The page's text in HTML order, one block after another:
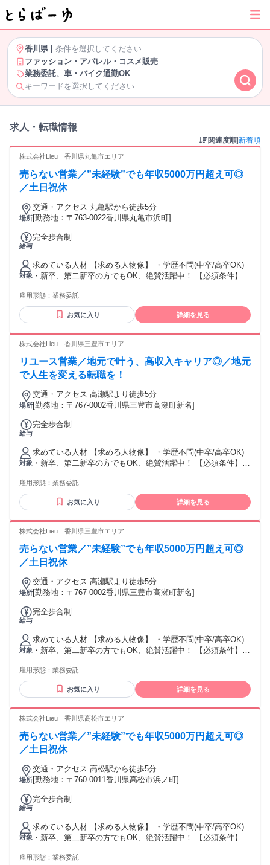
香川県| 条件を選択してください
ファッション・アパレル・コスメ販売
業務委託、車・バイク通勤OK
キーワードを選択してください
求人・転職情報
関連度順 新着順
株式会社Lieu 香川県丸亀市エリア
売らない営業／”未経験”でも年収5000万円超え可◎
／土日祝休
場所
交通・アクセス 丸亀駅から徒歩5分
[勤務地：〒763-0022香川県丸亀市浜町]
給与
完全歩合制
対象
求めている人材 【求める人物像】 ・学歴不問(中卒/高卒OK)
・新卒、第二新卒の方でもOK、絶賛活躍中！ 【必須条件】
検1級以上の方 ・ブランクOK ・仕事に熱心で、稼ぎたい思い
が強い方 ・コミュニケーションを取ることがお好きな方又
は、 得意とされる方 ・チャレンジ精神がある方 【活かして
営業、不動産営業問わず、 何かしらの営業経験をお持ちの方
パート・アルバイトの経験問わず活躍いただけます！" ★稼ぎ
たい！ ★トーク力を活かしたい！ ★正当に評価してもらって
のを買いたい！ といった向上心と ガッツがある方を待ってま
す！
雇用形態： 業務委託
お気に入り 詳細を見る
株式会社Lieu 香川県三豊市エリア
リユース営業／地元で叶う、高収入キャリア◎／地元
で人生を変える転職を！
場所
交通・アクセス 高瀬駅より徒歩5分
[勤務地：〒767-0002香川県三豊市高瀬町新名]
給与
完全歩合制
対象
求めている人材 【求める人物像】 ・学歴不問(中卒/高卒OK)
・新卒、第二新卒の方でもOK、絶賛活躍中！ 【必須条件】
検1級以上の方 ・ブランクOK ・仕事に熱心で、稼ぎたい思い
が強い方 ・コミュニケーションを取ることがお好きな方又
は、 得意とされる方 ・チャレンジ精神がある方 【活かして
営業、不動産営業問わず、 何かしらの営業経験をお持ちの方
パート・アルバイトの経験問わず活躍いただけます！" ★稼ぎ
たい！ ★トーク力を活かしたい！ ★正当に評価してもらって
のを買いたい！ といった向上心と ガッツがある方を待ってま
す！
雇用形態： 業務委託
お気に入り 詳細を見る
株式会社Lieu 香川県三豊市エリア
売らない営業／”未経験”でも年収5000万円超え可◎
／土日祝休
場所
交通・アクセス 高瀬駅より徒歩5分
[勤務地：〒767-0002香川県三豊市高瀬町新名]
給与
完全歩合制
対象
求めている人材 【求める人物像】 ・学歴不問(中卒/高卒OK)
・新卒、第二新卒の方でもOK、絶賛活躍中！ 【必須条件】
検1級以上の方 ・ブランクOK ・仕事に熱心で、稼ぎたい思い
が強い方 ・コミュニケーションを取ることがお好きな方又
は、 得意とされる方 ・チャレンジ精神がある方 【活かして
営業、不動産営業問わず、 何かしらの営業経験をお持ちの方
パート・アルバイトの経験問わず活躍いただけます！" ★稼ぎ
たい！ ★トーク力を活かしたい！ ★正当に評価してもらって
のを買いたい！ といった向上心と ガッツがある方を待ってま
す！
雇用形態： 業務委託
お気に入り 詳細を見る
株式会社Lieu 香川県高松市エリア
売らない営業／”未経験”でも年収5000万円超え可◎
／土日祝休
場所
交通・アクセス 高松駅から徒歩5分
[勤務地：〒760-0011香川県高松市浜ノ町]
給与
完全歩合制
対象
求めている人材 【求める人物像】 ・学歴不問(中卒/高卒OK)
・新卒、第二新卒の方でもOK、絶賛活躍中！ 【必須条件】
検1級以上の方 ・ブランクOK ・仕事に熱心で、稼ぎたい思い
雇用形態： 業務委託